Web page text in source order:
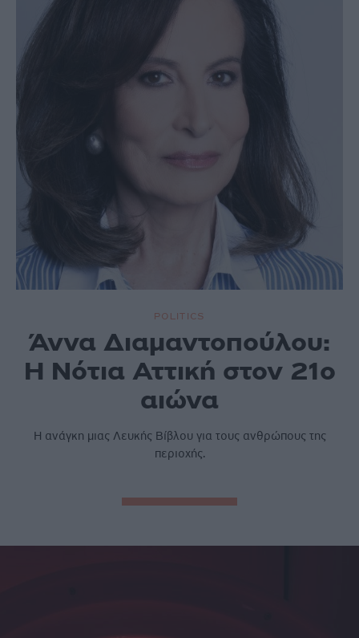
POLITICS
Άννα Διαμαντοπούλου:
Η Νότια Αττική στον 21ο
αιώνα
Η ανάγκη µιας Λευκής Βίβλου για τους ανθρώπους της
περιοχής.